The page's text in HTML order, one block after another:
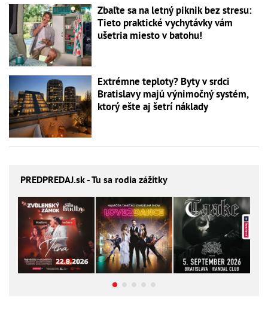
Zbaľte sa na letný piknik bez stresu:
Tieto praktické vychytávky vám
ušetria miesto v batohu!
Extrémne teploty? Byty v srdci
Bratislavy majú výnimočný systém,
ktorý ešte aj šetrí náklady
PREDPREDAJ.sk - Tu sa rodia zážitky